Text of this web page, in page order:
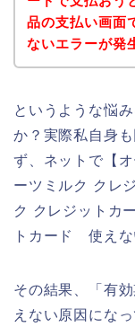
品の支払い画面
ないエラーが発
というような悩
か？実際私自身
ず、ネットで【
ーツミルク クレ
ク クレジットカ
トカード 使えな
その結果、「有
えない原因にな